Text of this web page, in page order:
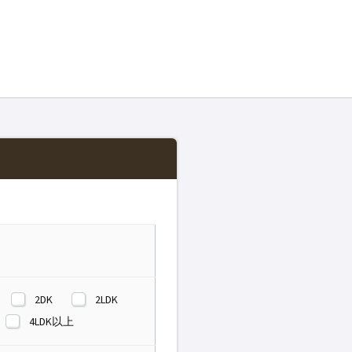
2DK
2LDK
4LDK以上